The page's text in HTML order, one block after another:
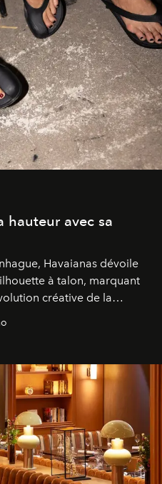
hauteur avec sa
Havaianas dévoile
à talon, marquant
créative de la